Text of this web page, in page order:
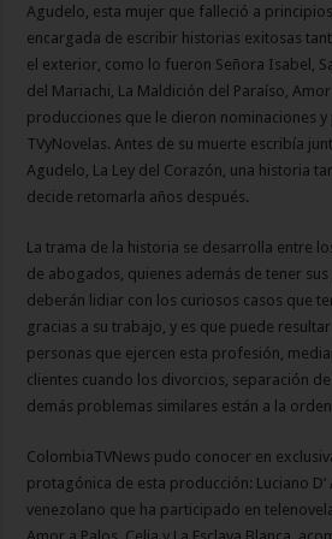
Agudelo, esta mujer que falleció a
encargada de escribir historias exitosas
el exterior, como lo fueron Señora Isabel,
del Mariachi, La Maldición del Paraíso,
producciones que le dieron nominaciones
TVyNovelas. Antes de su muerte escribía
Agudelo, La Ley del Corazón, una historia
decide retomarla años después.
La trama de la historia se desarrolla entre
de abogados, quienes además de tener
deberán lidiar con los curiosos casos que
gracias a su trabajo, y es que puede
personas que ejercen esta profesión,
clientes cuando los divorcios, separación
demás problemas similares están a la
ColombiaTVNews pudo conocer en
protagónica de esta producción: Luciano
venezolano que ha participado en